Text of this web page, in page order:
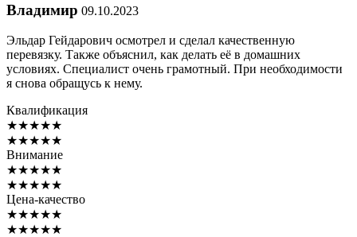
Владимир 09.10.2023
Эльдар Гейдарович осмотрел и сделал качественную
перевязку. Также объяснил, как делать её в домашних
условиях. Специалист очень грамотный. При необходимости
я снова обращусь к нему.
Квалификация
★★★★★
★★★★★
Внимание
★★★★★
★★★★★
Цена-качество
★★★★★
★★★★★